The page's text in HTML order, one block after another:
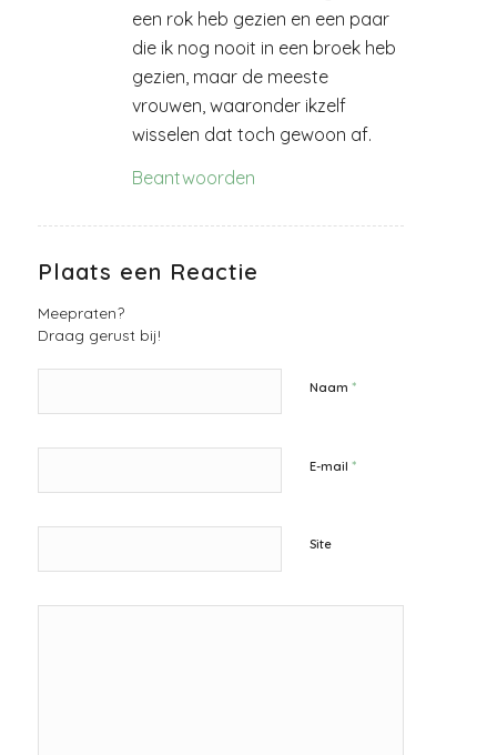
een rok heb gezien en een paar
die ik nog nooit in een broek heb
gezien, maar de meeste
vrouwen, waaronder ikzelf
wisselen dat toch gewoon af.
Beantwoorden
Plaats een Reactie
Meepraten?
Draag gerust bij!
Naam *
E-mail *
Site